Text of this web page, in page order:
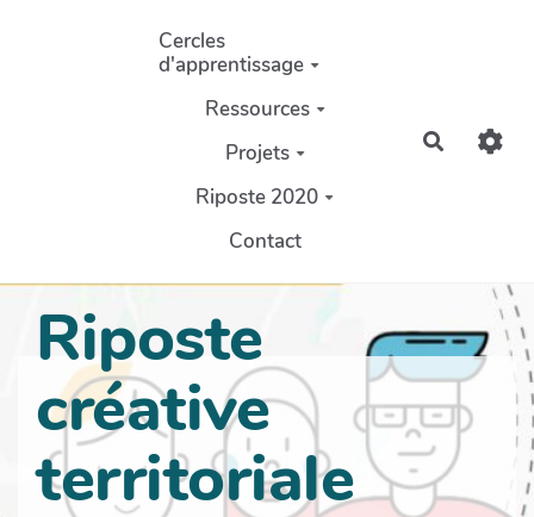
Aller au contenu principal
Cercles
d'apprentissage
Ressources
Projets
Riposte 2020
Contact
Riposte
créative
territoriale